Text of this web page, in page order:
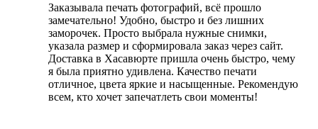
Заказывала печать фотографий, всё прошло
замечательно! Удобно, быстро и без лишних
заморочек. Просто выбрала нужные снимки,
указала размер и сформировала заказ через сайт.
Доставка в Хасавюрте пришла очень быстро, чему
я была приятно удивлена. Качество печати
отличное, цвета яркие и насыщенные. Рекомендую
всем, кто хочет запечатлеть свои моменты!